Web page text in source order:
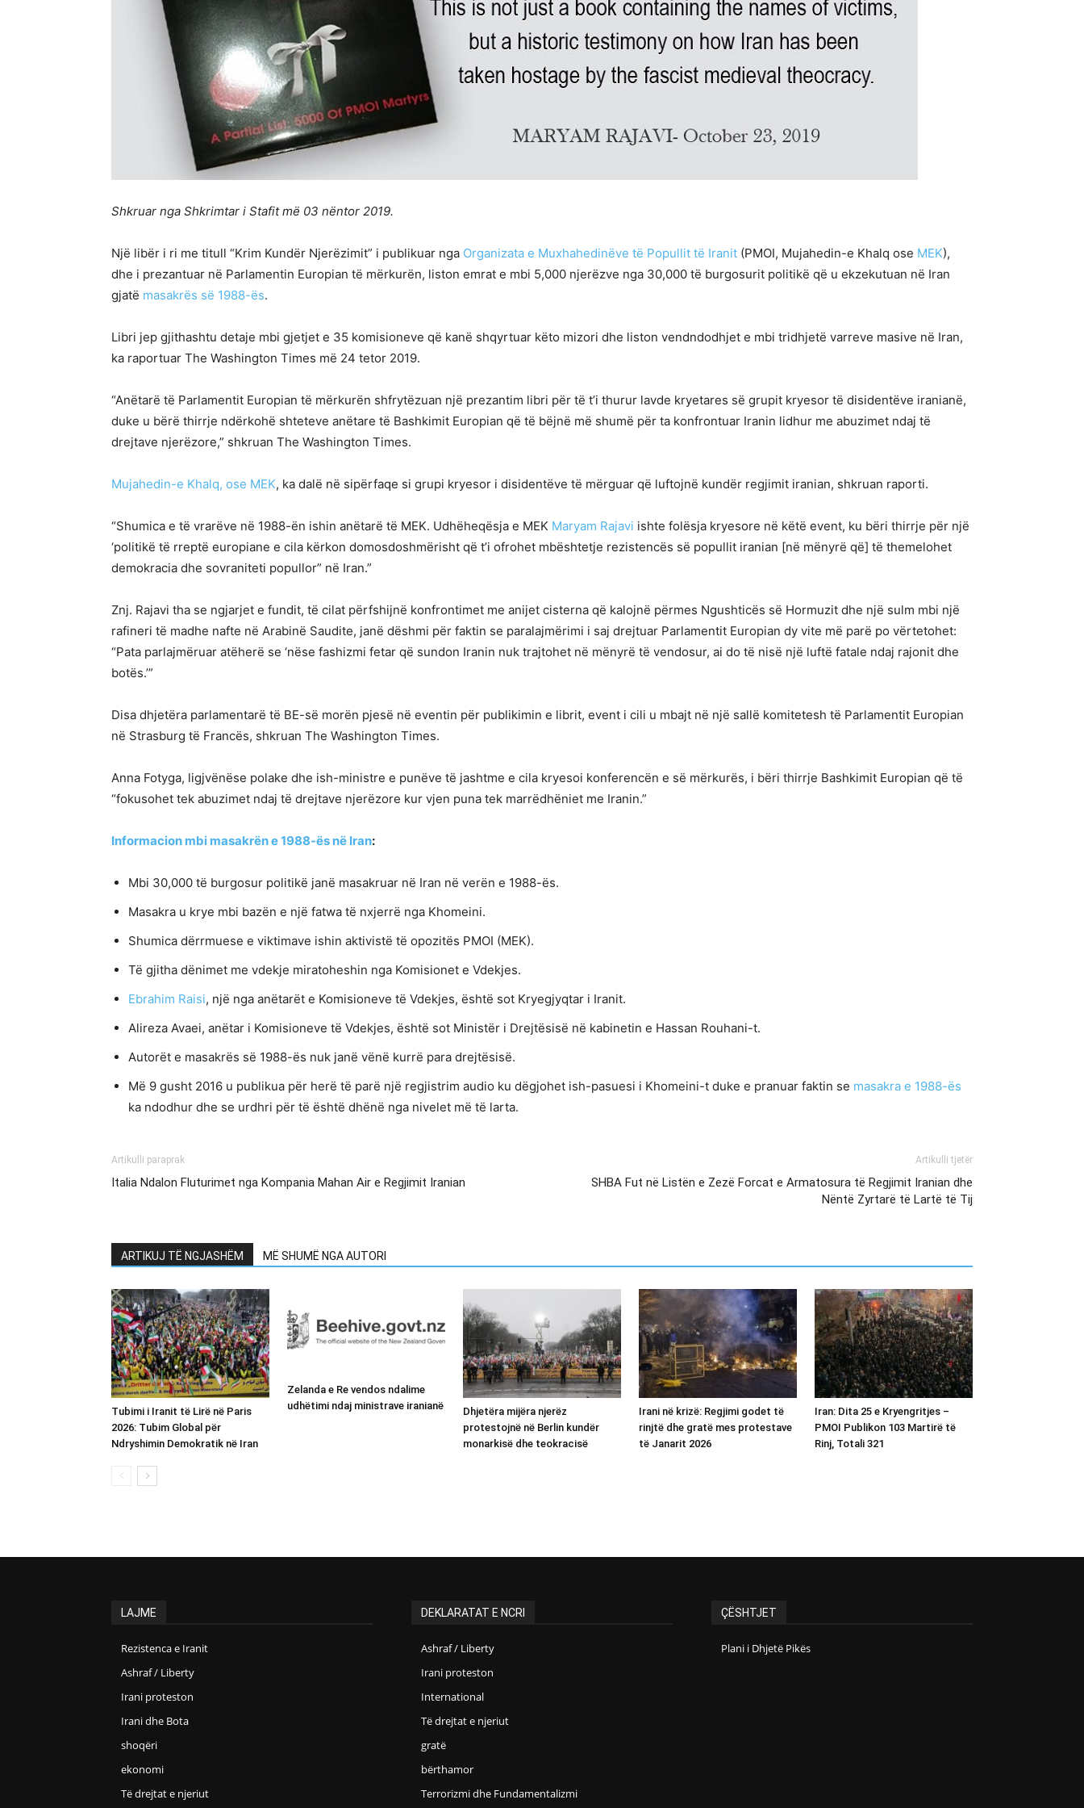
Shkruar nga Shkrimtar i Stafit më 03 nëntor 2019.
Një libër i ri me titull “Krim Kundër Njerëzimit” i publikuar nga Organizata e Muxhahedinëve të Popullit të Iranit (PMOI, Mujahedin-e Khalq ose MEK),
dhe i prezantuar në Parlamentin Europian të mërkurën, liston emrat e mbi 5,000 njerëzve nga 30,000 të burgosurit politikë që u ekzekutuan në Iran
gjatë masakrës së 1988-ës.
Libri jep gjithashtu detaje mbi gjetjet e 35 komisioneve që kanë shqyrtuar këto mizori dhe liston vendndodhjet e mbi tridhjetë varreve masive në Iran,
ka raportuar The Washington Times më 24 tetor 2019.
“Anëtarë të Parlamentit Europian të mërkurën shfrytëzuan një prezantim libri për të t’i thurur lavde kryetares së grupit kryesor të disidentëve iranianë,
duke u bërë thirrje ndërkohë shteteve anëtare të Bashkimit Europian që të bëjnë më shumë për ta konfrontuar Iranin lidhur me abuzimet ndaj të
drejtave njerëzore,” shkruan The Washington Times.
Mujahedin-e Khalq, ose MEK, ka dalë në sipërfaqe si grupi kryesor i disidentëve të mërguar që luftojnë kundër regjimit iranian, shkruan raporti.
“Shumica e të vrarëve në 1988-ën ishin anëtarë të MEK. Udhëheqësja e MEK Maryam Rajavi ishte folësja kryesore në këtë event, ku bëri thirrje për një
‘politikë të rreptë europiane e cila kërkon domosdoshmërisht që t’i ofrohet mbështetje rezistencës së popullit iranian [në mënyrë që] të themelohet
demokracia dhe sovraniteti popullor” në Iran.”
Znj. Rajavi tha se ngjarjet e fundit, të cilat përfshijnë konfrontimet me anijet cisterna që kalojnë përmes Ngushticës së Hormuzit dhe një sulm mbi një
rafineri të madhe nafte në Arabinë Saudite, janë dëshmi për faktin se paralajmërimi i saj drejtuar Parlamentit Europian dy vite më parë po vërtetohet:
“Pata parlajmëruar atëherë se ‘nëse fashizmi fetar që sundon Iranin nuk trajtohet në mënyrë të vendosur, ai do të nisë një luftë fatale ndaj rajonit dhe
botës.’”
Disa dhjetëra parlamentarë të BE-së morën pjesë në eventin për publikimin e librit, event i cili u mbajt në një sallë komitetesh të Parlamentit Europian
në Strasburg të Francës, shkruan The Washington Times.
Anna Fotyga, ligjvënëse polake dhe ish-ministre e punëve të jashtme e cila kryesoi konferencën e së mërkurës, i bëri thirrje Bashkimit Europian që të
“fokusohet tek abuzimet ndaj të drejtave njerëzore kur vjen puna tek marrëdhëniet me Iranin.”
Informacion mbi masakrën e 1988-ës në Iran:
Mbi 30,000 të burgosur politikë janë masakruar në Iran në verën e 1988-ës.
Masakra u krye mbi bazën e një fatwa të nxjerrë nga Khomeini.
Shumica dërrmuese e viktimave ishin aktivistë të opozitës PMOI (MEK).
Të gjitha dënimet me vdekje miratoheshin nga Komisionet e Vdekjes.
Ebrahim Raisi, një nga anëtarët e Komisioneve të Vdekjes, është sot Kryegjyqtar i Iranit.
Alireza Avaei, anëtar i Komisioneve të Vdekjes, është sot Ministër i Drejtësisë në kabinetin e Hassan Rouhani-t.
Autorët e masakrës së 1988-ës nuk janë vënë kurrë para drejtësisë.
Më 9 gusht 2016 u publikua për herë të parë një regjistrim audio ku dëgjohet ish-pasuesi i Khomeini-t duke e pranuar faktin se masakra e 1988-ës
ka ndodhur dhe se urdhri për të është dhënë nga nivelet më të larta.
Artikulli paraprak
Italia Ndalon Fluturimet nga Kompania Mahan Air e Regjimit Iranian
Artikulli tjetër
SHBA Fut në Listën e Zezë Forcat e Armatosura të Regjimit Iranian dhe
Nëntë Zyrtarë të Lartë të Tij
ARTIKUJ TË NGJASHËM MË SHUMË NGA AUTORI
Tubimi i Iranit të Lirë në Paris
2026: Tubim Global për
Ndryshimin Demokratik në Iran
Zelanda e Re vendos ndalime
udhëtimi ndaj ministrave iranianë
Dhjetëra mijëra njerëz
protestojnë në Berlin kundër
monarkisë dhe teokracisë
Irani në krizë: Regjimi godet të
rinjtë dhe gratë mes protestave
të Janarit 2026
Iran: Dita 25 e Kryengritjes –
PMOI Publikon 103 Martirë të
Rinj, Totali 321
LAJME
Rezistenca e Iranit
Ashraf / Liberty
Irani proteston
Irani dhe Bota
shoqëri
ekonomi
Të drejtat e njeriut
DEKLARATAT E NCRI
Ashraf / Liberty
Irani proteston
International
Të drejtat e njeriut
gratë
bërthamor
Terrorizmi dhe Fundamentalizmi
ÇËSHTJET
Plani i Dhjetë Pikës